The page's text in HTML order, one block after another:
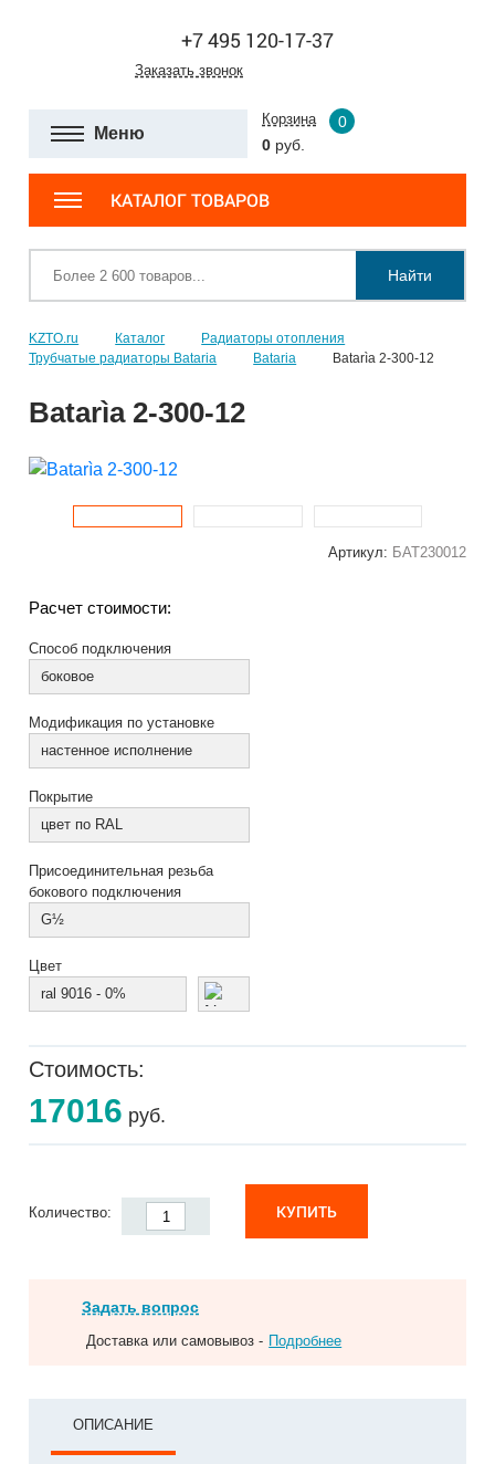
+7 495 120-17-37
Заказать звонок
Меню
Корзина
0
0 руб.
КАТАЛОГ ТОВАРОВ
Найти
KZTO.ru Каталог
Радиаторы отопления
Трубчатые радиаторы Bataria
Bataria Batarìa 2-300-12
Batarìa 2-300-12
Артикул: БАТ230012
Расчет стоимости:
Способ подключения
боковое
Модификация по установке
настенное исполнение
Покрытие
цвет по RAL
Присоединительная резьба
бокового подключения
G½
Цвет
ral 9016 - 0%
Стоимость:
17016 руб.
Количество: КУПИТЬ
Задать вопрос
Доставка или самовывоз - Подробнее
ОПИСАНИЕ